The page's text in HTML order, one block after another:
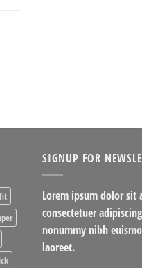
fit
SIGNUP FOR
Lorem ipsum dolor sit
consectetuer
nonummy nibh
laoreet.